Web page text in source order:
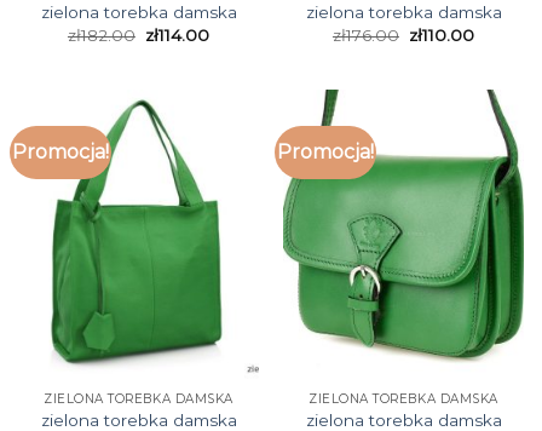
zielona torebka damska
zł182.00 zł114.00
zielona torebka damska
zł176.00 zł110.00
Promocja!
ZIELONA TOREBKA DAMSKA
zielona torebka damska
Promocja!
ZIELONA TOREBKA DAMSKA
zielona torebka damska